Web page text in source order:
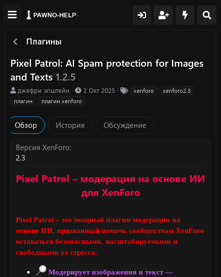
Плагины
Pixel Patrol: AI Spam protection for Images
and Texts 1.2.5
А
в
о
р
джефри эпштейн
Д
с
и
2 Окт 2025 xenforo
xenforo2.3
плагин
плагин xenforo
Обзор История Обсуждение
Версия XenForo
2.3
Pixel Patrol – модерация на основе ИИ
для XenForo
Pixel Patrol – это мощный плагин модерации на
основе ИИ, призванный помочь сообществам XenForo
оставаться безопасными, масштабируемыми и
свободными от стресса.
Модерирует изображения и текст —